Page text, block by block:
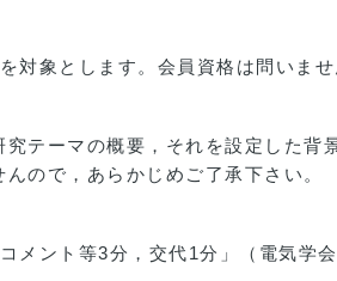
対象とします。会員資格は問いませ
テーマの概要，それを設定した
ので，あらかじめご了承下さい。
メント等3分，交代1分」（電気学